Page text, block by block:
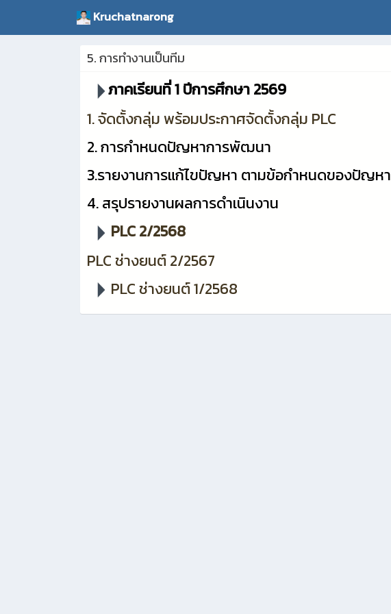
Kruchatnarong
5. การทำงานเป็นทีม
ภาคเรียนที่ 1 ปีการศึกษา 2569
1. จัดตั้งกลุ่ม พร้อมประกาศจัดตั้งกลุ่ม PLC
2. การกำหนดปัญหาการพัฒนา
3.รายงานการแก้ไขปัญหา ตามข้อกำหนดของปัญหา
4. สรุปรายงานผลการดำเนินงาน
PLC 2/2568
PLC ช่างยนต์ 2/2567
PLC ช่างยนต์ 1/2568